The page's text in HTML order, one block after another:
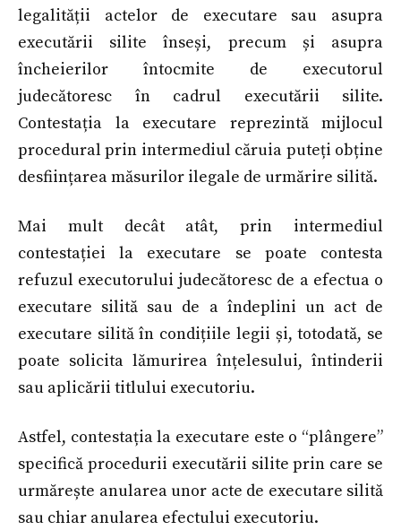
legalității actelor de executare sau asupra
executării silite înseși, precum și asupra
încheierilor întocmite de executorul
judecătoresc în cadrul executării silite.
Contestația la executare reprezintă mijlocul
procedural prin intermediul căruia puteți obține
desființarea măsurilor ilegale de urmărire silită.
Mai mult decât atât, prin intermediul
contestației la executare se poate contesta
refuzul executorului judecătoresc de a efectua o
executare silită sau de a îndeplini un act de
executare silită în condițiile legii și, totodată, se
poate solicita lămurirea înțelesului, întinderii
sau aplicării titlului executoriu.
Astfel, contestația la executare este o “plângere”
specifică procedurii executării silite prin care se
urmărește anularea unor acte de executare silită
sau chiar anularea efectului executoriu.